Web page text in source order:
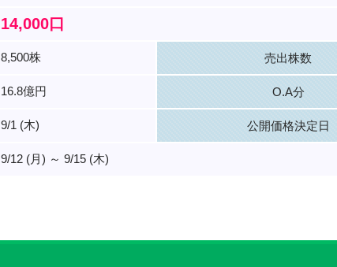
14,000口
8,500株 売出株数
16.8億円 O.A分
9/1 (木) 公開価格決定日
9/12 (月) ～ 9/15 (木)